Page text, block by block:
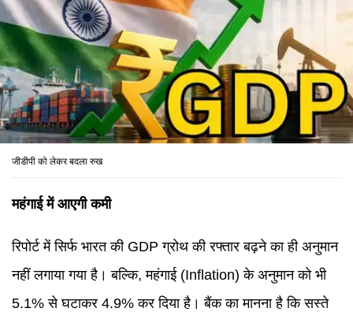
जीडीपी को लेकर बदला रुख
महंगाई में आएगी कमी
रिपोर्ट में सिर्फ भारत की GDP ग्रोथ की रफ्तार बढ़ने का ही अनुमान
नहीं लगाया गया है। बल्कि, महंगाई (Inflation) के अनुमान को भी
5.1% से घटाकर 4.9% कर दिया है। बैंक का मानना है कि सस्ते